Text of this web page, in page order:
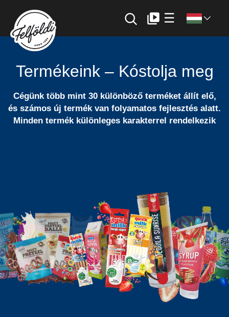
☰
FELFÖLDI
Felföldi: Az édességgyártás új
dimenziója
Termékeink – Kóstolja meg
Cégünk több mint 30 különböző terméket állít elő,
és számos új termék van folyamatos fejlesztés alatt.
Minden termék különleges karakterrel rendelkezik